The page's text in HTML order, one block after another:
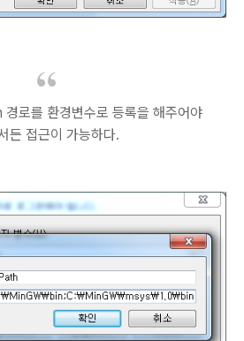
로를 환경변수로 등록을 해주어야
든 접근이 가능하다.